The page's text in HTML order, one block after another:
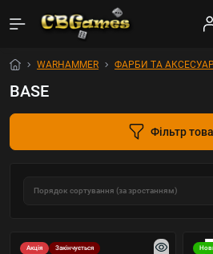
WARHAMMER ФАРБИ ТА
BASE
Фільтр
Акція Закінчується